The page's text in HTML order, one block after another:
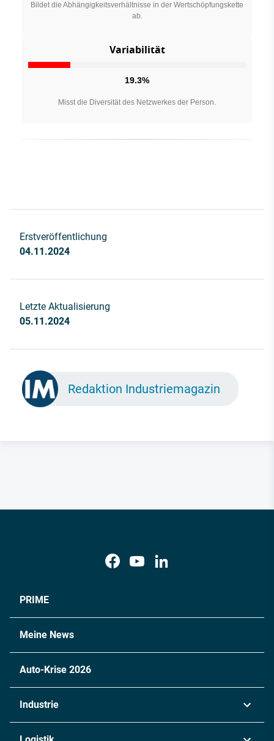
Bildet die Abhängigkeitsverhältnisse in der Wertschöpfungskette
ab.
Variabilität
19.3%
Misst die Diversität des Netzwerkes der Person.
Erstveröffentlichung
04.11.2024
Letzte Aktualisierung
05.11.2024
Redaktion Industriemagazin
PRIME
Meine News
Auto-Krise 2026
Industrie